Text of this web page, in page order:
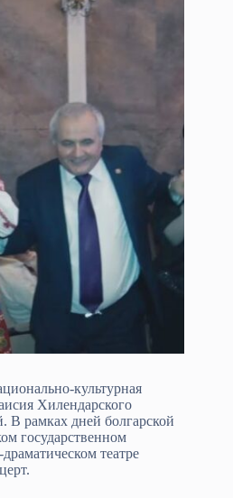
культурная
Хилендарского
В рамках дней болгарской
государственном
театре